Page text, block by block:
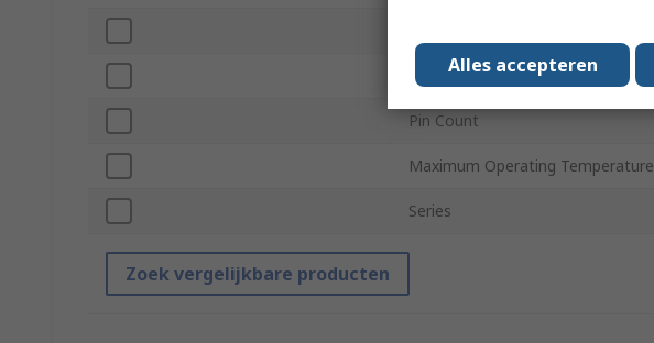
Minimum Operating Temperature
Pin Count
Maximum Operating Temperature
Series
Zoek vergelijkbare producten
Alles accepteren